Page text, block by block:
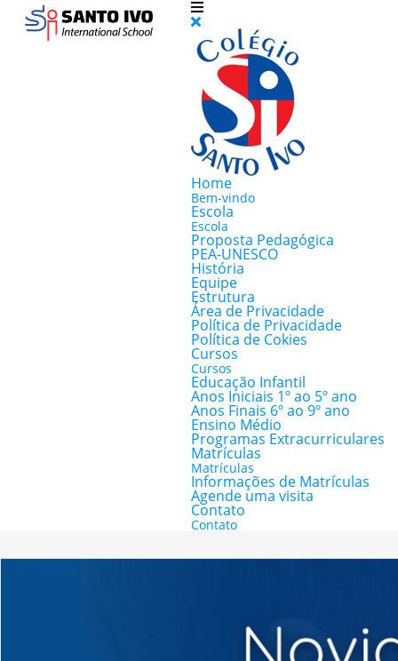
Home
Bem-vindo
Escola
Escola
Proposta Pedagógica
PEA-UNESCO
História
Equipe
Estrutura
Área de Privacidade
Política de Privacidade
Política de Cokies
Cursos
Cursos
Educação Infantil
Anos Iniciais 1º ao 5º ano
Anos Finais 6º ao 9º ano
Ensino Médio
Programas Extracurriculares
Matrículas
Matrículas
Informações de Matrículas
Agende uma visita
Contato
Contato